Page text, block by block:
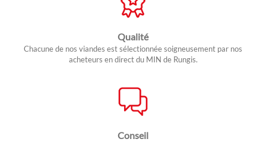
Qualité
Chacune de nos viandes est sélectionnée soigneusement par nos
acheteurs en direct du MIN de Rungis.
Conseil